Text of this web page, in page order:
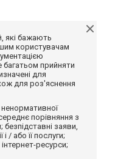
які бажають
користувачам
прийняти
для
для роз'яснення
порівняння з
заяви,
/ або її послуги;
ресурси;